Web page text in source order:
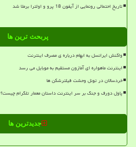
تاریخ احتمالی رونمایی از آیفون 18 پرو و اولترا برملا شد
پربحث ترین ها
واکنش ایرانسل به ابهام درباره ی مصرف اینترنت
اینترنت ماهواره ای آمازون مستقیم به موبایل می رسد
خردسالان در تونل وحشت فیلترشکن ها
پاول دورف و جنگ بر سر اینترنت داستان معمار تلگرام چیست؟
جدیدترین ها